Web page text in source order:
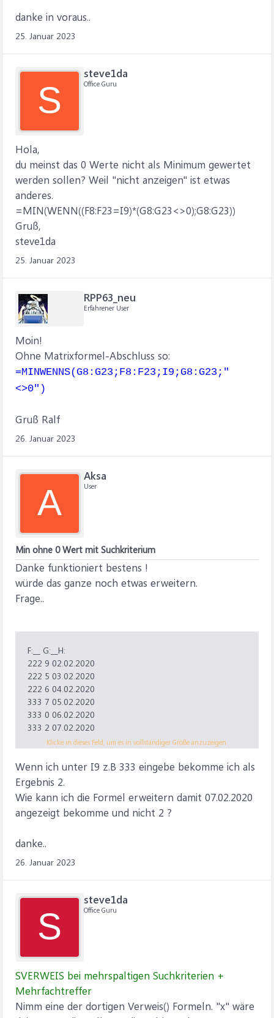
danke in voraus..
25. Januar 2023
S
steve1da
Office Guru
Hola,
du meinst das 0 Werte nicht als Minimum gewertet
werden sollen? Weil "nicht anzeigen" ist etwas
anderes.
=MIN(WENN((F8:F23=I9)*(G8:G23<>0);G8:G23))
Gruß,
steve1da
25. Januar 2023
RPP63_neu
Erfahrener User
Moin!
Ohne Matrixformel-Abschluss so:
=MINWENNS(G8:G23;F8:F23;I9;G8:G23;"
<>0")
Gruß Ralf
26. Januar 2023
A
Aksa
User
Min ohne 0 Wert mit Suchkriterium
Danke funktioniert bestens !
würde das ganze noch etwas erweitern.
Frage..
F:__ G:__H:
222 9 02.02.2020
222 5 03.02.2020
222 6 04.02.2020
333 7 05.02.2020
333 0 06.02.2020
333 2 07.02.2020
333 5 08.02.2020
444 7 10.02.2020
444 5 11.02.2020
444 3 12.02.2020
555 2 13.02.2020
555 1 14.02.2020
555 9 16.02.2020
Klicke in dieses Feld, um es in vollständiger Größe anzuzeigen.
Wenn ich unter I9 z.B 333 eingebe bekomme ich als
Ergebnis 2.
Wie kann ich die Formel erweitern damit 07.02.2020
angezeigt bekomme und nicht 2 ?
danke..
26. Januar 2023
S
steve1da
Office Guru
SVERWEIS bei mehrspaltigen Suchkriterien +
Mehrfachtreffer
Nimm eine der dortigen Verweis() Formeln. "x" wäre